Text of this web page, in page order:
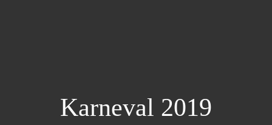
Karneval 2019